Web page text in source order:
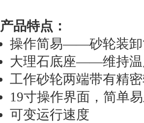
产品特点：
操作简易——砂轮装卸
大理石底座——维持温
工作砂轮两端带有精
19寸操作界面，简单
可变运行速度